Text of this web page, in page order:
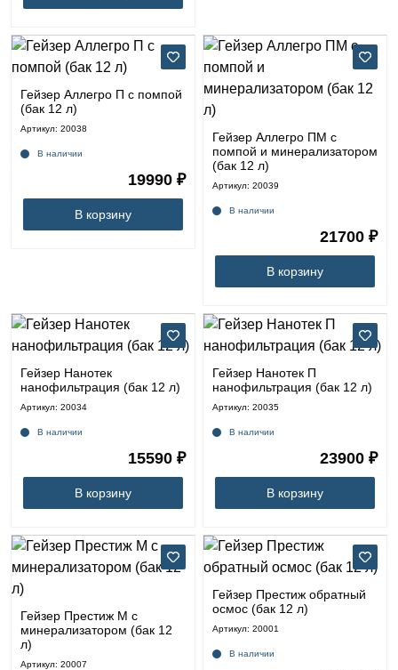
картриджи
фильтрам
для воды
Услуги
Аккаунт
Корзина
Контакты
2000-
2023
Фильтры кабинетного типа
Готовые комплекты систем водоподготовки и
очистки воды
Ионообменные смолы и засыпки для фильтров
Запчасти к коттеджным фильтрам
Обогреватели Никатэн
Сменные картриджи к фильтрам для воды
Картриджи к проточным фильтрам для воды
Сменные картриджи для фильтров обратного
осмоса
Картриджи для магистральных фильтров
Гейзер Аллегро П с помпой
(бак 12 л)
Артикул: 20038
В наличии
19990 ₽
В корзину
Гейзер Аллегро ПМ с
помпой и минерализатором
(бак 12 л)
Артикул: 20039
В наличии
21700 ₽
В корзину
Гейзер Нанотек
нанофильтрация (бак 12 л)
Артикул: 20034
В наличии
15590 ₽
В корзину
Гейзер Нанотек П
нанофильтрация (бак 12 л)
Артикул: 20035
В наличии
23900 ₽
В корзину
Гейзер Престиж М с
минерализатором (бак 12
л)
Артикул: 20007
Гейзер Престиж обратный
осмос (бак 12 л)
Артикул: 20001
В наличии